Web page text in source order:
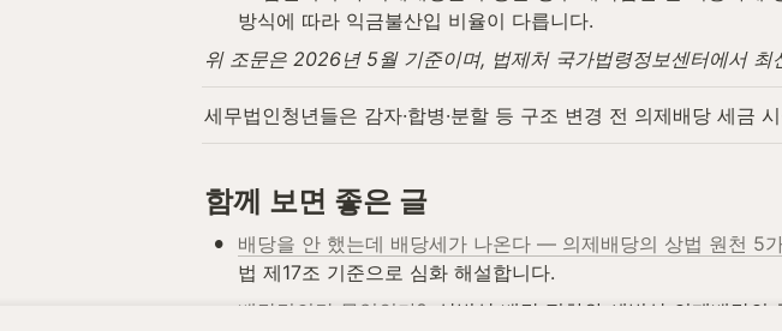
방식에 따라 익금불산입 비율이 다릅니다.
위 조문은 2026년 5월 기준이며, 법제처 국가법령정보센터에서 최
세무법인청년들은 감자·합병·분할 등 구조 변경 전 의제배당 세금
함께 보면 좋은 글
• 배당을 안 했는데 배당세가 나온다 — 의제배당의 상법 원천 5
법 제17조 기준으로 심화 해설합니다.
배당결의란 무엇인가? : 상법상 배당 절차와 세법상 의제배당의